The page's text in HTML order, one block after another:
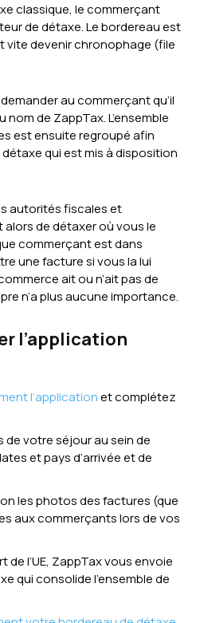
classique, le commerçant
de détaxe. Le bordereau est
vite devenir chronophage (file
au commerçant qu’il
de ZappTax. L’ensemble
est ensuite regroupé afin
qui est mis à disposition
autorités fiscales et
de détaxer où vous le
commerçant est dans
une facture si vous la lui
ait ou n’ait pas de
n’a plus aucune importance.
l’application
l’applicationet complétez
de votre séjour au sein de
et pays d’arrivée et de
les photos des factures (que
aux commerçants lors de vos
de l’UE, ZappTax vous envoie
qui consolide l’ensemble de